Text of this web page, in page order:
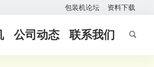
包装机论坛 资料下载
公司动态 联系我们